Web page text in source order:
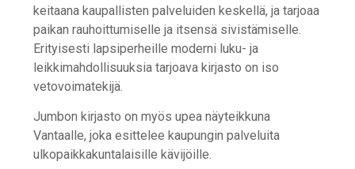
keitaana kaupallisten palveluiden keskellä, ja tarjoaa
paikan rauhoittumiselle ja itsensä sivistämiselle.
Erityisesti lapsiperheille moderni luku- ja
leikkimahdollisuuksia tarjoava kirjasto on iso
vetovoimatekijä.
Jumbon kirjasto on myös upea näyteikkuna
Vantaalle, joka esittelee kaupungin palveluita
ulkopaikkakuntalaisille kävijöille.